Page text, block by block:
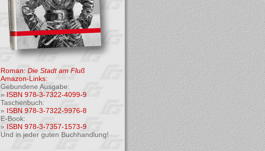
Roman: Die Stadt am Fluß
Amazon-Links:
Gebundene Ausgabe:
» ISBN 978-3-7322-4099-9
Taschenbuch:
» ISBN 978-3-7322-9976-8
E-Book:
» ISBN 978-3-7357-1573-9
Und in jeder guten Buchhandlung!